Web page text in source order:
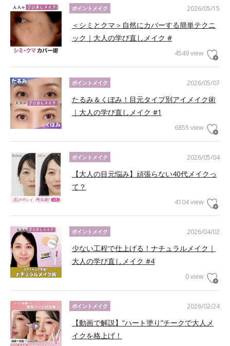
2026/05/15
ポイントメイク
＜シミとクマ＞自然にカバーする簡単テクニ
ック｜大人の学び直しメイク #
4549 view
2026/05/07
ポイントメイク
たるみ＆くぼみ！目元タイプ別アイメイク術
｜大人の学び直しメイク #1
6855 view
2026/05/04
ポイントメイク
【大人の目元悩み】頑張らない40代メイクっ
て？
4104 view
2026/04/02
ポイントメイク
少ない工程で仕上げる！ナチュラルメイク｜
大人の学び直しメイク #4
0 view
2026/02/24
ポイントメイク
【動画で解説】“ハート塗り”チークで大人メ
イクを格上げ！